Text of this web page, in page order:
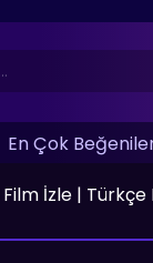
En Çok
İzle |